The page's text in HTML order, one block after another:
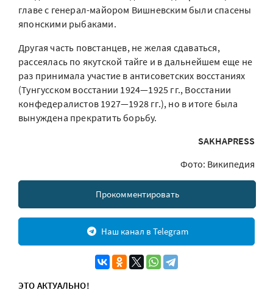
главе с генерал-майором Вишневским были спасены
японскими рыбаками.
Другая часть повстанцев, не желая сдаваться,
рассеялась по якутской тайге и в дальнейшем еще не
раз принимала участие в антисоветских восстаниях
(Тунгусском восстании 1924—1925 гг., Восстании
конфедералистов 1927—1928 гг.), но в итоге была
вынуждена прекратить борьбу.
SAKHAPRESS
Фото: Википедия
Прокомментировать
Наш канал в Telegram
ЭТО АКТУАЛЬНО!